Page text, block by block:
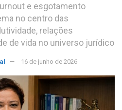
e esgotamento
no centro das
relações
de vida no universo jurídico
16 de junho de 2026